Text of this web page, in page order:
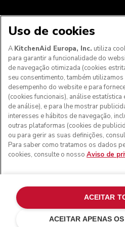
Vermelho império
Aos clientes nos Açores,
portugueses: Por favor,
ao Cliente para efetuar a sua
podermos fornecer os custos
taxa de IVA
© KitchenAid 2026 - Todos
KitchenAid e o design da
nos EUA e
Uso de cookies
A KitchenAid Europa, Inc. utiliza
para garantir a funcionalidade do
de navegação otimizada (cookies
seu consentimento, também
desempenho do website e para
(cookies funcionais), análise
de análise), e para lhe mostrar
interesses e hábitos de navegação,
outras plataformas (cookies de
ou para gerir as suas definições,
Para saber como tratamos os dados
cookies, consulte o nosso Aviso de
ACEITAR APENAS
ACEITAR